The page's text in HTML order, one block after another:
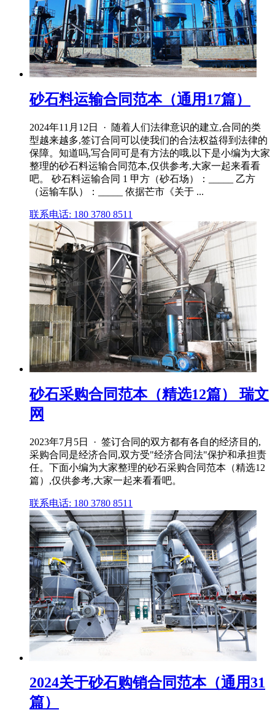
砂石料运输合同范本（通用17篇）
2024年11月12日 · 随着人们法律意识的建立,合同的类
型越来越多,签订合同可以使我们的合法权益得到法律的
保障。知道吗,写合同可是有方法的哦,以下是小编为大家
整理的砂石料运输合同范本,仅供参考,大家一起来看看
吧。 砂石料运输合同 1 甲方（砂石场）：_____ 乙方
（运输车队）：_____ 依据芒市《关于 ...
联系电话: 180 3780 8511
砂石采购合同范本（精选12篇） 瑞文
网
2023年7月5日 · 签订合同的双方都有各自的经济目的,
采购合同是经济合同,双方受"经济合同法"保护和承担责
任。下面小编为大家整理的砂石采购合同范本（精选12
篇）,仅供参考,大家一起来看看吧。
联系电话: 180 3780 8511
2024关于砂石购销合同范本（通用31
篇）